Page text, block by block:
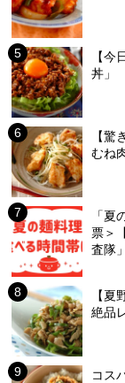
【
丼」
【
むね
「
票＞
査隊
【
絶品
コス